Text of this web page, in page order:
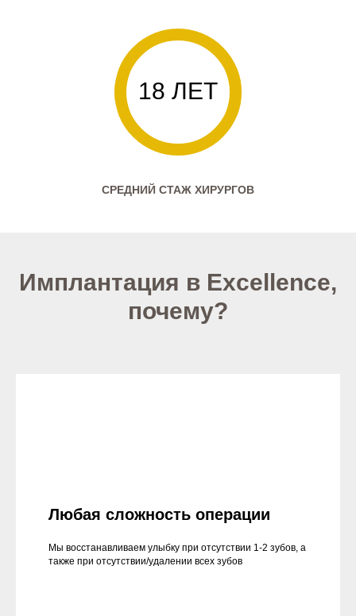
18 ЛЕТ
СРЕДНИЙ СТАЖ ХИРУРГОВ
Имплантация в Excellence,
почему?
Любая сложность операции
Мы восстанавливаем улыбку при отсутствии 1-2 зубов, а
также при отсутствии/удалении всех зубов